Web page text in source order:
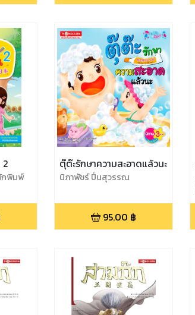
สนุกคัด เก่งศัพท์จีน 2
กพิมพ์
ตุ๊ต๊ะรักษาความสะอาดแล้วนะ
นิภาพัชร์ ปิ่นสุวรรณ
95.00 ฿